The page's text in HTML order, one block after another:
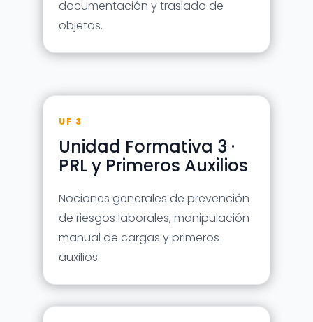
documentación y traslado de
objetos.
UF 3
Unidad Formativa 3 ·
PRL y Primeros Auxilios
Nociones generales de prevención
de riesgos laborales, manipulación
manual de cargas y primeros
auxilios.